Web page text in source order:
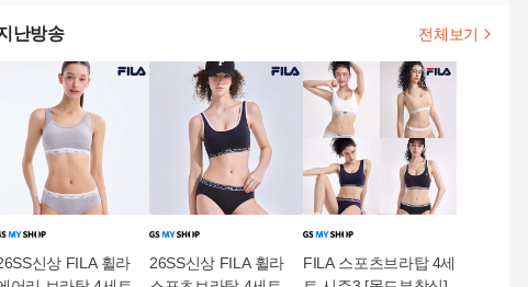
난방송 전체보기
신상 FILA 휠라
26SS신상 FILA 휠라
FILA 스포츠브라탑 4세